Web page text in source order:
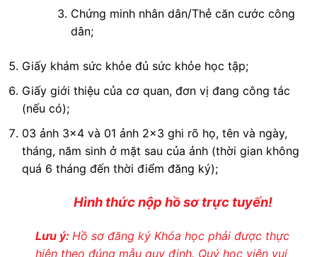
Chứng minh nhân dân/Thẻ căn cước công
dân;
Giấy khám sức khỏe đủ sức khỏe học tập;
Giấy giới thiệu của cơ quan, đơn vị đang công tác
(nếu có);
03 ảnh 3×4 và 01 ảnh 2×3 ghi rõ họ, tên và ngày,
tháng, năm sinh ở mặt sau của ảnh (thời gian không
quá 6 tháng đến thời điểm đăng ký);
Hình thức nộp hồ sơ trực tuyến!
Lưu ý: Hồ sơ đăng ký Khóa học phải được thực
hiện theo đúng mẫu quy định. Quý học viên vui